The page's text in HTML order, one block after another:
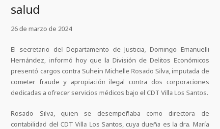
salud
26 de marzo de 2024
El secretario del Departamento de Justicia, Domingo Emanuelli
Hernández, informó hoy que la División de Delitos Económicos
presentó cargos contra Suhein Michelle Rosado Silva, imputada de
cometer fraude y apropiación ilegal contra dos corporaciones
dedicadas a ofrecer servicios médicos bajo el CDT Villa Los Santos.
Rosado Silva, quien se desempeñaba como directora de
contabilidad del CDT Villa Los Santos, cuya dueña es la dra. María